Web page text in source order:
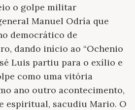
o golpe militar
Manuel Odría que
democrático de
dando início ao “Ochenio
Luis partiu para o exílio e
como uma vitória
ano outro acontecimento,
espiritual, sacudiu Mario. O